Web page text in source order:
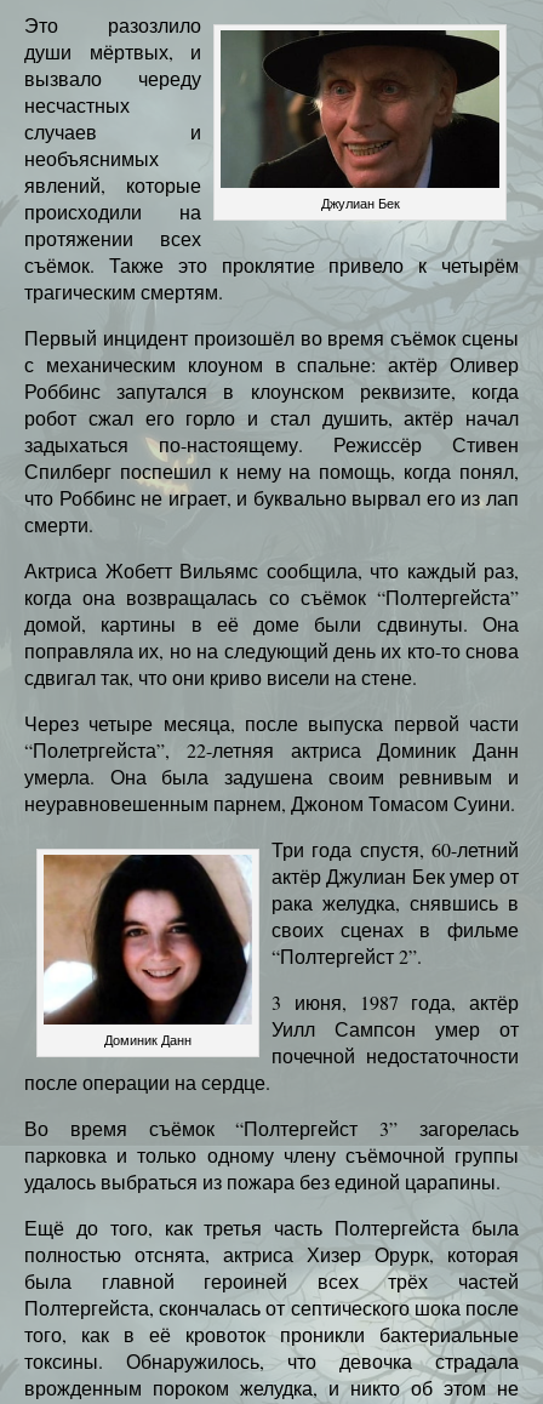
Джулиан Бек
Это разозлило
души мёртвых, и
вызвало череду
несчастных
случаев и
необъяснимых
явлений, которые
происходили на
протяжении всех
съёмок. Также это проклятие привело к четырём
трагическим смертям.
Первый инцидент произошёл во время съёмок сцены
с механическим клоуном в спальне: актёр Оливер
Роббинс запутался в клоунском реквизите, когда
робот сжал его горло и стал душить, актёр начал
задыхаться по-настоящему. Режиссёр Стивен
Спилберг поспешил к нему на помощь, когда понял,
что Роббинс не играет, и буквально вырвал его из лап
смерти.
Актриса Жобетт Вильямс сообщила, что каждый раз,
когда она возвращалась со съёмок “Полтергейста”
домой, картины в её доме были сдвинуты. Она
поправляла их, но на следующий день их кто-то снова
сдвигал так, что они криво висели на стене.
Через четыре месяца, после выпуска первой части
“Полетргейста”, 22-летняя актриса Доминик Данн
умерла. Она была задушена своим ревнивым и
неуравновешенным парнем, Джоном Томасом Суини.
Доминик Данн
Три года спустя, 60-летний
актёр Джулиан Бек умер от
рака желудка, снявшись в
своих сценах в фильме
“Полтергейст 2”.
3 июня, 1987 года, актёр
Уилл Сампсон умер от
почечной недостаточности
после операции на сердце.
Во время съёмок “Полтергейст 3” загорелась
парковка и только одному члену съёмочной группы
удалось выбраться из пожара без единой царапины.
Ещё до того, как третья часть Полтергейста была
полностью отснята, актриса Хизер Орурк, которая
была главной героиней всех трёх частей
Полтергейста, скончалась от септического шока после
того, как в её кровоток проникли бактериальные
токсины. Обнаружилось, что девочка страдала
врожденным пороком желудка, и никто об этом не